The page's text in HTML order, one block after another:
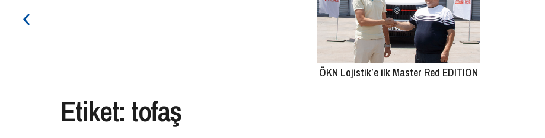
ÖKN Lojistik’e ilk Master Red EDITION
Etiket: tofaş